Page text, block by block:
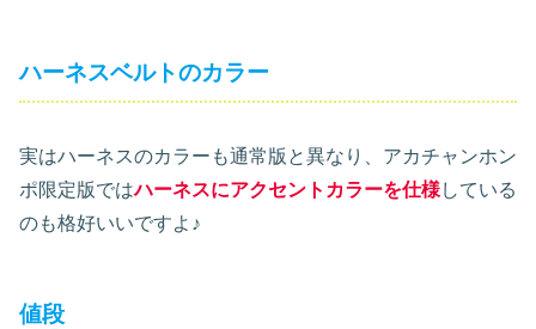
ハーネスベルトのカラー
実はハーネスのカラーも通常版と異なり、アカチャンホン
ポ限定版ではハーネスにアクセントカラーを仕様している
のも格好いいですよ♪
値段